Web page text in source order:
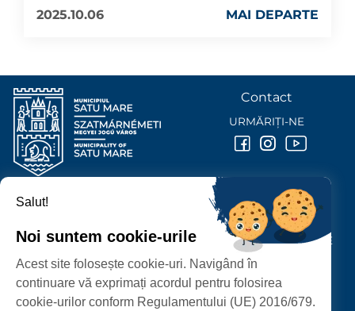
2025.10.06
MAI DEPARTE
PROTECȚIA DATELOR PERSONALE
PRIMĂRIA MUNICIPIULUI
P-ȚA 25 OCTOMBRIE, NR. 1 CORP M, 440026 SATU MARE
Contact
URMĂRIȚI-NE
Salut!
Noi suntem cookie-urile
Acest site folosește cookie-uri. Navigând în
continuare vă exprimați acordul pentru folosirea
cookie-urilor conform Regulamentului (UE) 2016/679.